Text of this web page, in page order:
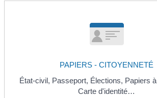
PAPIERS - CITOYENNETÉ
État-civil, Passeport, Élections, Papiers
Carte d'identité…